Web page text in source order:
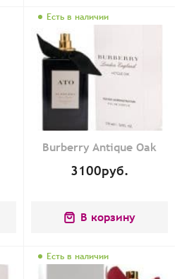
Есть в наличии
Burberry Antique Oak
3100руб.
В корзину
Есть в наличии